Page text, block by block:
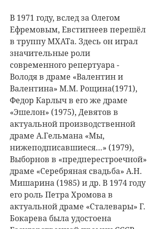
В 1971 году, вслед за Олегом
Ефремовым, Евстигнеев перешёл
в труппу МХАТа. Здесь он играл
значительные роли
современного репертуара -
Володя в драме «Валентин и
Валентина» М.М. Рощина(1971),
Федор Карлыч в его же драме
«Эшелон» (1975), Девятов в
актуальной производственной
драме А.Гельмана «Мы,
нижеподписавшиеся…» (1979),
Выборнов в «предперестроечной»
драме «Серебряная свадьба» А.Н.
Мишарина (1985) и др. В 1974 году
его роль Петра Хромова в
актуальной драме «Сталевары» Г.
Бокарева была удостоена